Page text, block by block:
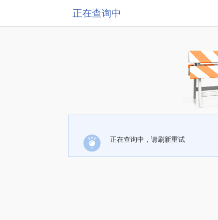
正在查询中
正在查询中，请刷新重试